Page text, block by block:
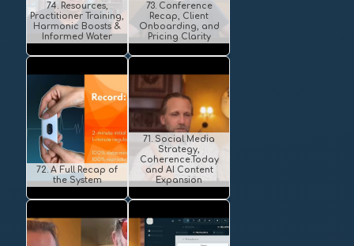
74. Resources,
Practitioner Training,
Harmonic Boosts &
Informed Water
73. Conference
Recap, Client
Onboarding, and
Pricing Clarity
72. A Full Recap of
the System
71. Social Media
Strategy,
Coherence.Today
and AI Content
Expansion